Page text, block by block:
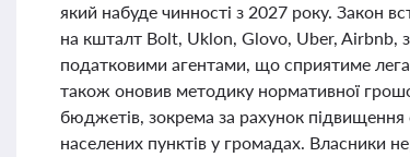
який набуде чинності з 2027 року. Закон
на кшталт Bolt, Uklon, Glovo, Uber, Airbnb,
податковими агентами, що сприятиме
також оновив методику нормативної
бюджетів, зокрема за рахунок підвищення
населених пунктів у громадах. Власники